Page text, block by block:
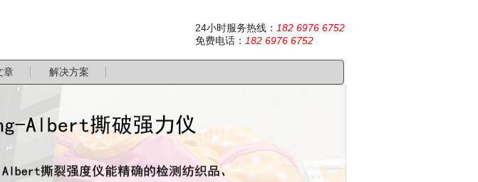
24小时服务热线： 182 6976 6752
免费电话： 182 6976 6752
章 解决方案